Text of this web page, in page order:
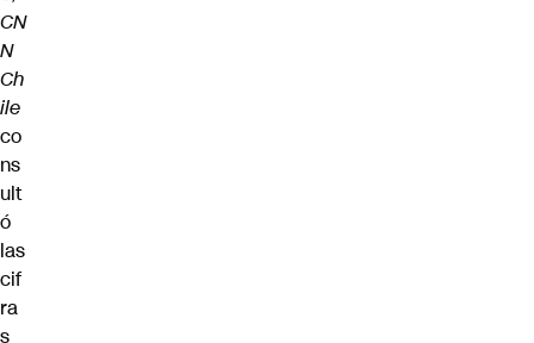
CN
N
Ch
ile
co
ns
ult
ó
las
cif
ra
s